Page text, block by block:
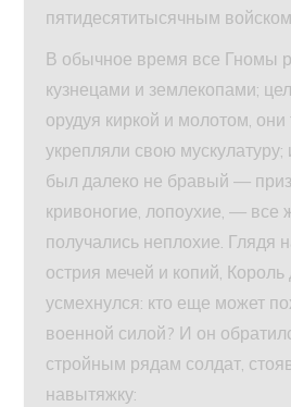
пятидесятитысячным
В обычное время все Гномы
кузнецами и землекопами;
орудуя киркой и молотом,
укрепляли свою мускулатуру;
был далеко не бравый —
кривоногие, лопоухие, — все
получались неплохие. Глядя
острия мечей и копий, Король
усмехнулся: кто еще может
военной силой? И он
стройным рядам солдат,
навытяжку: